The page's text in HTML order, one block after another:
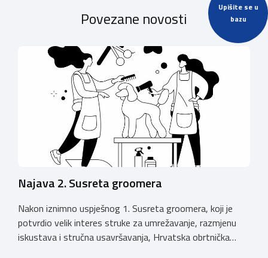
Upišite se u
bazu
Povezane novosti
Najava 2. Susreta groomera
Nakon iznimno uspješnog 1. Susreta groomera, koji je
potvrdio velik interes struke za umrežavanje, razmjenu
iskustava i stručna usavršavanja, Hrvatska obrtnička